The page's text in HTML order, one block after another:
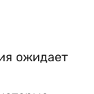
ожидает